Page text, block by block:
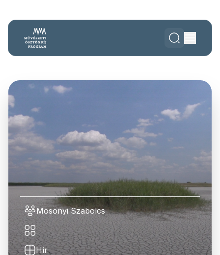
Mosonyi Szabolcs
Hír